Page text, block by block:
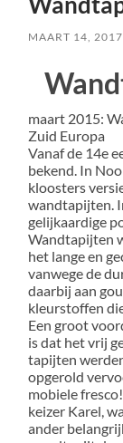
MAART 14, 2017
maart 2015:
Zuid Europa
Vanaf de 14e
bekend. In
kloosters
wandtapijten.
gelijkaardige
Wandtapijten
het lange en
vanwege de
daarbij aan
kleurstoffen
Een groot
is dat het vrij
tapijten
opgerold
mobiele
keizer Karel,
ander